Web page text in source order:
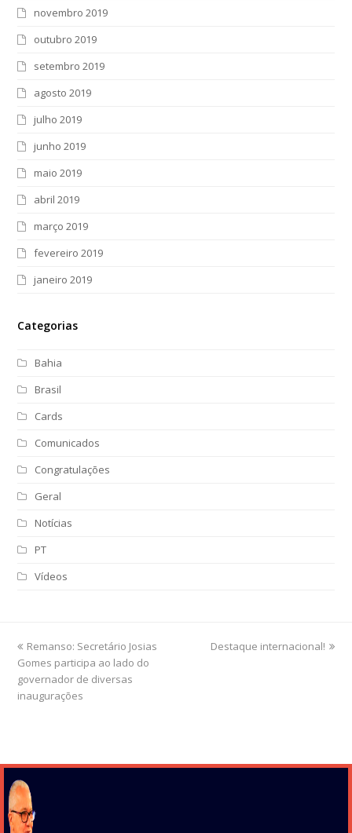
novembro 2019
outubro 2019
setembro 2019
agosto 2019
julho 2019
junho 2019
maio 2019
abril 2019
março 2019
fevereiro 2019
janeiro 2019
Categorias
Bahia
Brasil
Cards
Comunicados
Congratulações
Geral
Notícias
PT
Vídeos
previous
post:
Remanso: Secretário Josias
Gomes participa ao lado do
governador de diversas
inaugurações
next
Destaque internacional!